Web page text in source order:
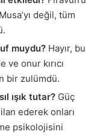
değil, tüm
muydu? Hayır, bu
ve onur kırıcı
bir zulümdü.
ışık tutar? Güç
ederek onları
psikolojisini